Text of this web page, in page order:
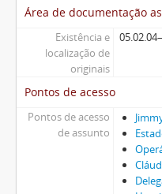
Área de documentação
Existência e
localização de
originais
Pontos de acesso
Pontos de acesso
de assunto